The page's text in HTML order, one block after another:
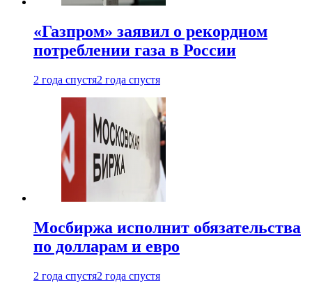
«Газпром» заявил о рекордном
потреблении газа в России
2 года спустя2 года спустя
Мосбиржа исполнит обязательства
по долларам и евро
2 года спустя2 года спустя